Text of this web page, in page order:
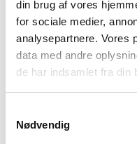
din brug af vores
for sociale medier,
analysepartnere. Vores
data med andre
de har indsamlet fra din
Nødvendig